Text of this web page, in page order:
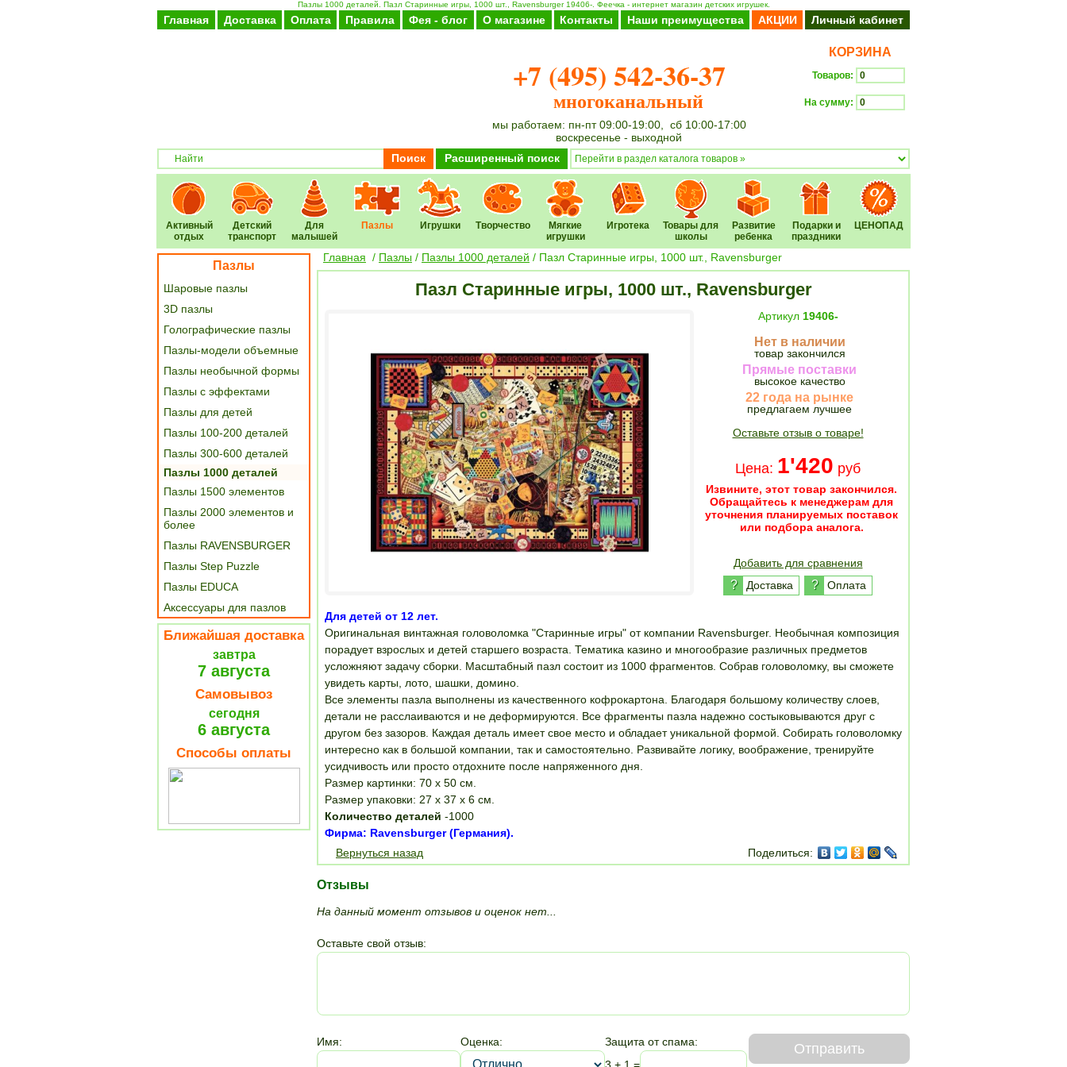
Пазлы 1000 деталей. Пазл Старинные игры, 1000 шт., Ravensburger 19406-. Феечка - интернет магазин детских игрушек.
Главная Доставка Оплата Правила Фея - блог О магазине Контакты Наши преимущества АКЦИИ Личный кабинет
+7 (495) 542-36-37
многоканальный
мы работаем: пн-пт 09:00-19:00, сб 10:00-17:00
воскресенье - выходной
КОРЗИНА
Товаров:
На сумму:
Поиск Расширенный поиск
Активный
отдых
Детский
транспорт
Для
малышей
Пазлы Игрушки Творчество
Мягкие
игрушки
Игротека
Товары для
школы
Развитие
ребенка
Подарки и
праздники
ЦЕНОПАД
Пазлы
Шаровые пазлы
3D пазлы
Голографические пазлы
Пазлы-модели объемные
Пазлы необычной формы
Пазлы с эффектами
Пазлы для детей
Пазлы 100-200 деталей
Пазлы 300-600 деталей
Пазлы 1000 деталей
Пазлы 1500 элементов
Пазлы 2000 элементов и
более
Пазлы RAVENSBURGER
Пазлы Step Puzzle
Пазлы EDUCA
Аксессуары для пазлов
Ближайшая доставка
завтра
7 августа
Самовывоз
сегодня
6 августа
Способы оплаты
Главная / Пазлы / Пазлы 1000 деталей / Пазл Старинные игры, 1000 шт., Ravensburger
Пазл Старинные игры, 1000 шт., Ravensburger
Артикул 19406-
Нет в наличии
товар закончился
Прямые поставки
высокое качество
22 года на рынке
предлагаем лучшее
Оставьте отзыв о товаре!
Цена: 1'420 руб
Извините, этот товар закончился.
Обращайтесь к менеджерам для
уточнения планируемых поставок
или подбора аналога.
Добавить для сравнения
? Доставка ? Оплата
Для детей от 12 лет.
Оригинальная винтажная головоломка "Старинные игры" от компании Ravensburger. Необычная композиция
порадует взрослых и детей старшего возраста. Тематика казино и многообразие различных предметов
усложняют задачу сборки. Масштабный пазл состоит из 1000 фрагментов. Собрав головоломку, вы сможете
увидеть карты, лото, шашки, домино.
Все элементы пазла выполнены из качественного кофрокартона. Благодаря большому количеству слоев,
детали не расслаиваются и не деформируются. Все фрагменты пазла надежно состыковываются друг с
другом без зазоров. Каждая деталь имеет свое место и обладает уникальной формой. Собирать головоломку
интересно как в большой компании, так и самостоятельно. Развивайте логику, воображение, тренируйте
усидчивость или просто отдохните после напряженного дня.
Размер картинки: 70 х 50 см.
Размер упаковки: 27 х 37 х 6 см.
Количество деталей -1000
Фирма: Ravensburger (Германия).
Вернуться назад
Поделиться:
Отзывы
На данный момент отзывов и оценок нет...
Оставьте свой отзыв:
Имя: Оценка:
Защита от спама:
Отправить